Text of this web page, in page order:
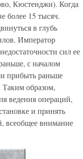
Кюстенджи). Когда
более 15 тысяч.
в глубь
Император
сил ее
с началом
прибыть раньше
Таким образом,
ведения операций,
и принять
всеобщее внимание